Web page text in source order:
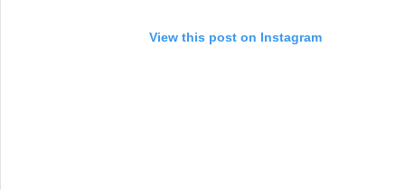
View this post on Instagram